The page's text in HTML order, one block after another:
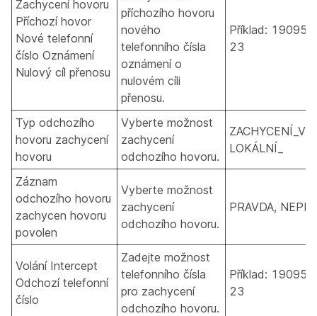
Zachycení hovoru
Příchozí hovor
Nové telefonní
číslo Oznámení
Nulový cíl přenosu
příchozího hovoru
nového
telefonního čísla
oznámení o
nulovém cíli
přenosu.
Příklad:
23
Typ odchozího
hovoru zachycení
hovoru
Vyberte možnost
zachycení
odchozího hovoru.
LOKÁLNÍ_
Záznam
odchozího hovoru
zachycen hovoru
povolen
Vyberte možnost
zachycení
odchozího hovoru.
PRAVDA,
Volání Intercept
Odchozí telefonní
číslo
Zadejte možnost
telefonního čísla
pro zachycení
odchozího hovoru.
Příklad:
23